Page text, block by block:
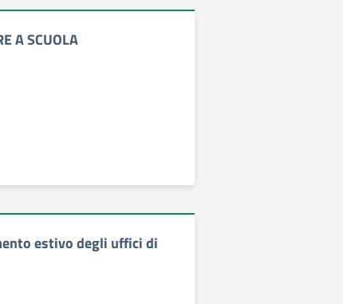
A SCUOLA
estivo degli uffici di